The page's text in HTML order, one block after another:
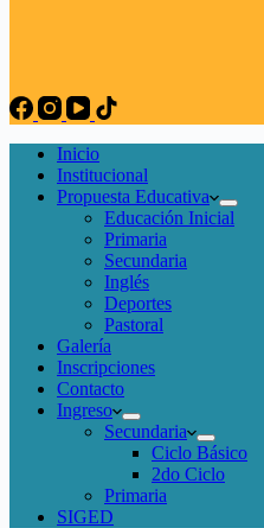
Inicio
Institucional
Propuesta Educativa
Educación Inicial
Primaria
Secundaria
Inglés
Deportes
Pastoral
Galería
Inscripciones
Contacto
Ingreso
Secundaria
Ciclo Básico
2do Ciclo
Primaria
SIGED